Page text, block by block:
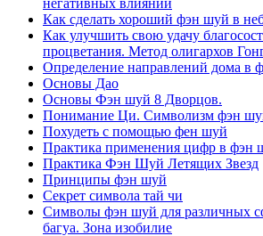
Как сделать хороший фэн шуй в
Как улучшить свою удачу
процветания. Метод олигархов
Определение направлений дома в
Основы Дао
Основы Фэн шуй 8 Дворцов.
Понимание Ци. Символизм фэн
Похудеть с помощью фен шуй
Практика применения цифр в фэн
Практика Фэн Шуй Летящих Звезд
Принципы фэн шуй
Секрет символа тай чи
Символы фэн шуй для различных
багуа. Зона изобилие